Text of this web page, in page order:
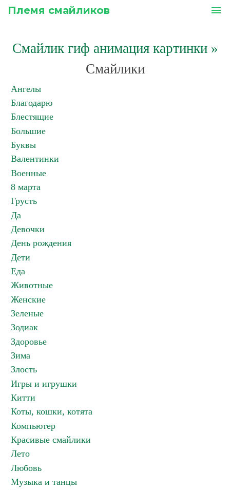
Племя смайликов menu
Смайлик гиф анимация картинки»
Смайлики
Ангелы
Благодарю
Блестящие
Большие
Буквы
Валентинки
Военные
8 марта
Грусть
Да
Девочки
День рождения
Дети
Еда
Животные
Женские
Зеленые
Зодиак
Здоровье
Зима
Злость
Игры и игрушки
Китти
Коты, кошки, котята
Компьютер
Красивые смайлики
Лето
Любовь
Музыка и танцы